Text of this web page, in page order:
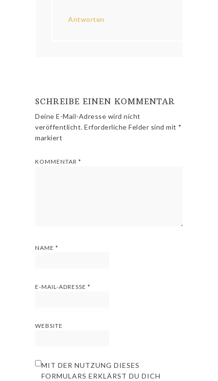
Antworten
SCHREIBE EINEN KOMMENTAR
Deine E-Mail-Adresse wird nicht
veröffentlicht. Erforderliche Felder sind mit *
markiert
KOMMENTAR*
NAME*
E-MAIL-ADRESSE*
WEBSITE
MIT DER NUTZUNG DIESES
FORMULARS ERKLÄRST DU DICH